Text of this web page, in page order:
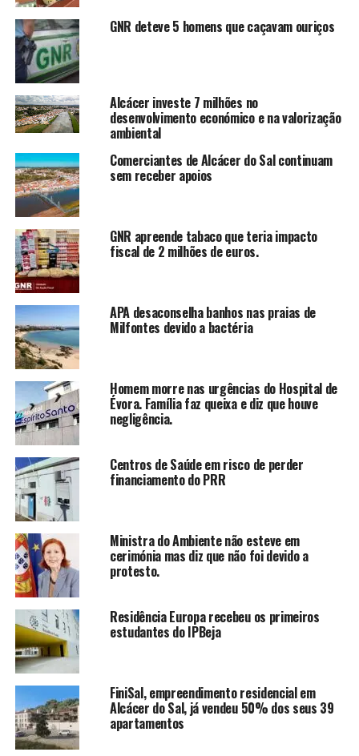
GNR deteve 5 homens que caçavam ouriços
Alcácer investe 7 milhões no
desenvolvimento económico e na valorização
ambiental
Comerciantes de Alcácer do Sal continuam
sem receber apoios
GNR apreende tabaco que teria impacto
fiscal de 2 milhões de euros.
APA desaconselha banhos nas praias de
Milfontes devido a bactéria
Homem morre nas urgências do Hospital de
Évora. Família faz queixa e diz que houve
negligência.
Centros de Saúde em risco de perder
financiamento do PRR
Ministra do Ambiente não esteve em
cerimónia mas diz que não foi devido a
protesto.
Residência Europa recebeu os primeiros
estudantes do IPBeja
FiniSal, empreendimento residencial em
Alcácer do Sal, já vendeu 50% dos seus 39
apartamentos